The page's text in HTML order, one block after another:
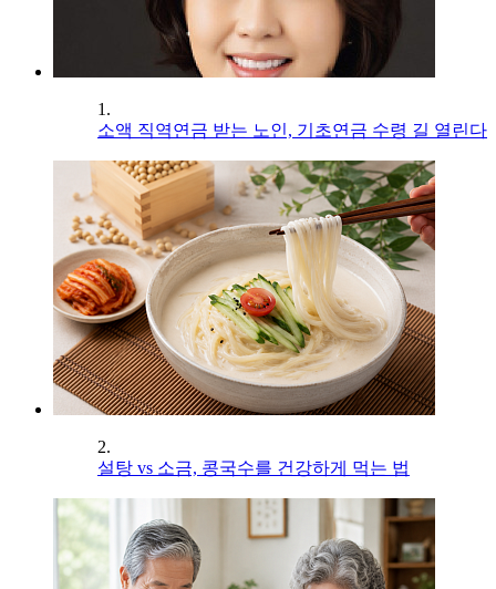
1.
소액 직역연금 받는 노인, 기초연금 수령 길 열린다
2.
설탕 vs 소금, 콩국수를 건강하게 먹는 법